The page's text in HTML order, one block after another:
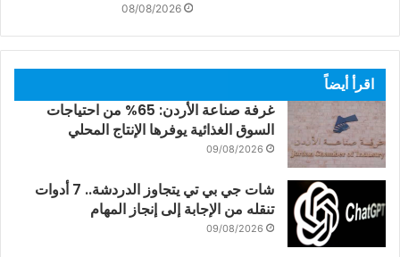
08/08/2026
اقرأ أيضاً
غرفة صناعة الأردن: 65% من احتياجات
السوق الغذائية يوفرها الإنتاج المحلي
09/08/2026
شات جي بي تي يتجاوز الدردشة.. 7 أدوات
تنقله من الإجابة إلى إنجاز المهام
09/08/2026